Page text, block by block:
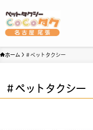
ホーム ＃ペットタクシー
＃ペットタクシー